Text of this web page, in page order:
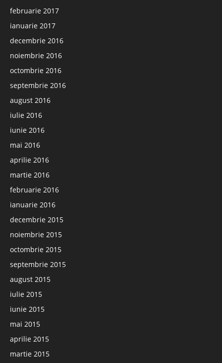
februarie 2017
ianuarie 2017
decembrie 2016
noiembrie 2016
octombrie 2016
septembrie 2016
august 2016
iulie 2016
iunie 2016
mai 2016
aprilie 2016
martie 2016
februarie 2016
ianuarie 2016
decembrie 2015
noiembrie 2015
octombrie 2015
septembrie 2015
august 2015
iulie 2015
iunie 2015
mai 2015
aprilie 2015
martie 2015